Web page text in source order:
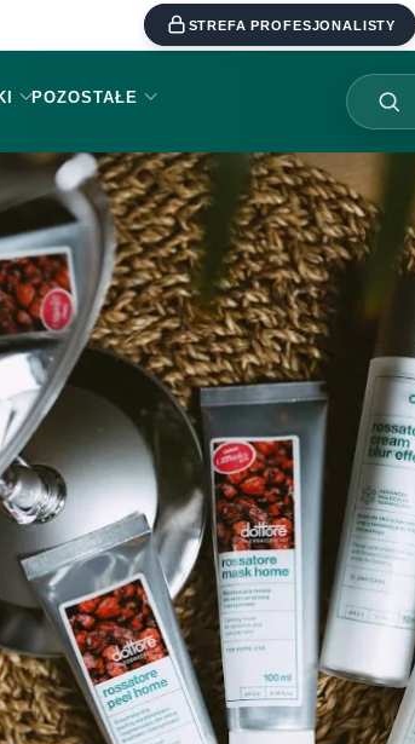
STREFA PROFESJONALISTY
POZOSTAŁE